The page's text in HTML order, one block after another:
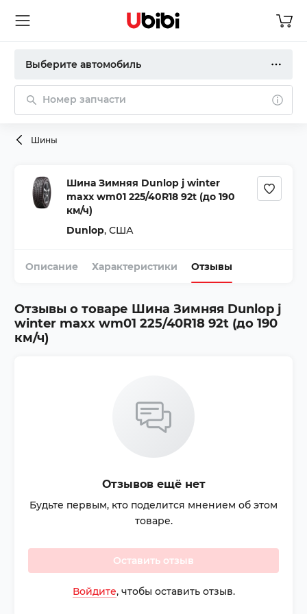
Выберите автомобиль
Номер запчасти
Шины
Шина Зимняя Dunlop j winter
maxx wm01 225/40R18 92t (до 190
км/ч)
Dunlop, США
Описание Характеристики Отзывы
Отзывы о товаре Шина Зимняя Dunlop j
winter maxx wm01 225/40R18 92t (до 190
км/ч)
Отзывов ещё нет
Будьте первым, кто поделится мнением об этом
товаре.
Оставить отзыв
Войдите, чтобы оставить отзыв.